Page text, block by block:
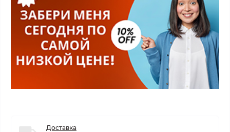
Доставка